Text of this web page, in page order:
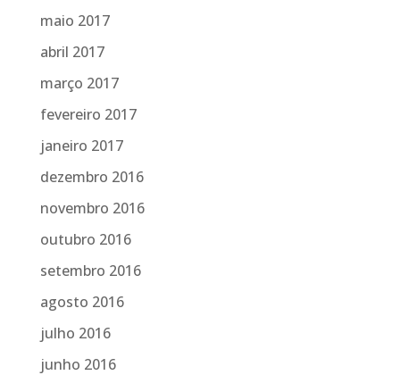
maio 2017
abril 2017
março 2017
fevereiro 2017
janeiro 2017
dezembro 2016
novembro 2016
outubro 2016
setembro 2016
agosto 2016
julho 2016
junho 2016